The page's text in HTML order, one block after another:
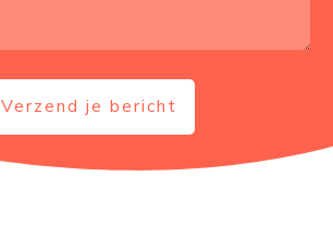
Verzend je bericht